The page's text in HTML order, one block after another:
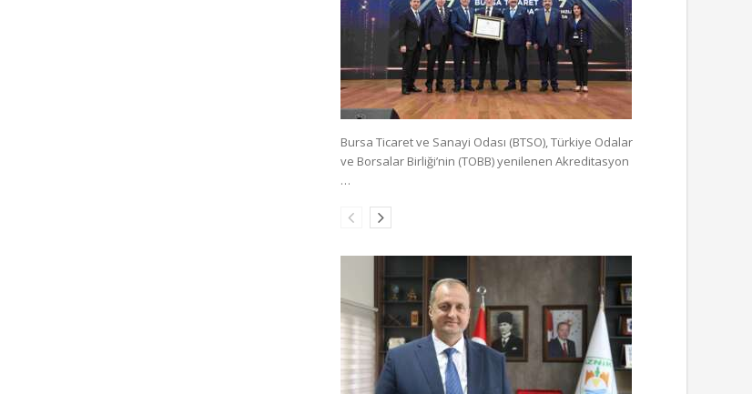
Bursa Ticaret ve Sanayi Odası (BTSO), Türkiye Odalar
ve Borsalar Birliği’nin (TOBB) yenilenen Akreditasyon
…